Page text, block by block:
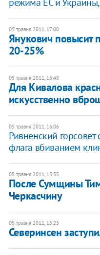
05 травня 2011, 17:00
Янукович повысит
20-25%
05 травня 2011, 16:48
Для Кивалова
искусственно
05 травня 2011, 16:06
Ривненский
флага вбиванием
05 травня 2011, 15:55
После Сумщины
Черкасчину
05 травня 2011, 15:23
Северинсен